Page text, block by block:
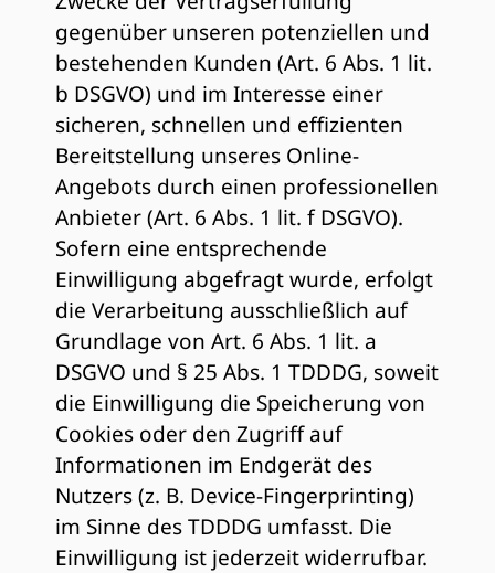
gegenüber unseren potenziellen und
bestehenden Kunden (Art. 6 Abs. 1 lit.
b DSGVO) und im Interesse einer
sicheren, schnellen und effizienten
Bereitstellung unseres Online-
Angebots durch einen professionellen
Anbieter (Art. 6 Abs. 1 lit. f DSGVO).
Sofern eine entsprechende
Einwilligung abgefragt wurde, erfolgt
die Verarbeitung ausschließlich auf
Grundlage von Art. 6 Abs. 1 lit. a
DSGVO und § 25 Abs. 1 TDDDG, soweit
die Einwilligung die Speicherung von
Cookies oder den Zugriff auf
Informationen im Endgerät des
Nutzers (z. B. Device-Fingerprinting)
im Sinne des TDDDG umfasst. Die
Einwilligung ist jederzeit widerrufbar.